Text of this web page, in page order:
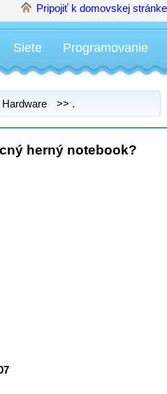
Pripojiť k domovskej stránke
Siete Programovanie
Hardware >> .
herný notebook?